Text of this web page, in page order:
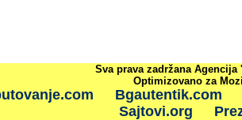
Sva prava zadržana
Optimizovano za
Bgautentik.com
Sajtovi.org